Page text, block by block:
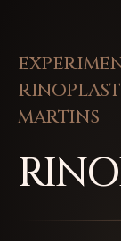
MARTINS